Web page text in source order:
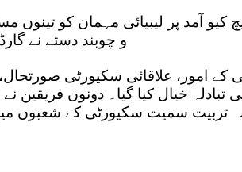
آمد پر لیبیائی مہمان کو تینوں
و چوبند دستے نے
امور، علاقائی سکیورٹی صورتحال،
خیال کیا گیا۔ دونوں فریقین
تربیت سمیت سکیورٹی کے شعبوں میں